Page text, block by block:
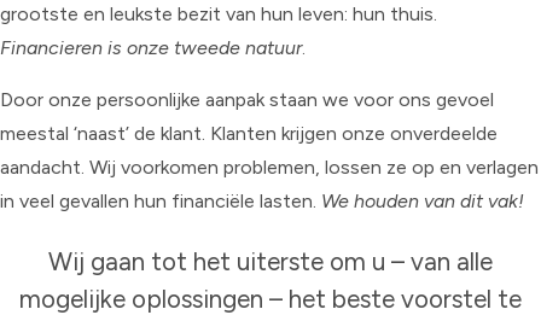
grootste en leukste bezit van hun leven: hun thuis.
Financieren is onze tweede natuur.
Door onze persoonlijke aanpak staan we voor ons gevoel
meestal ‘naast’ de klant. Klanten krijgen onze onverdeelde
aandacht. Wij voorkomen problemen, lossen ze op en verlagen
in veel gevallen hun financiële lasten. We houden van dit vak!
Wij gaan tot het uiterste om u – van alle
mogelijke oplossingen – het beste voorstel te